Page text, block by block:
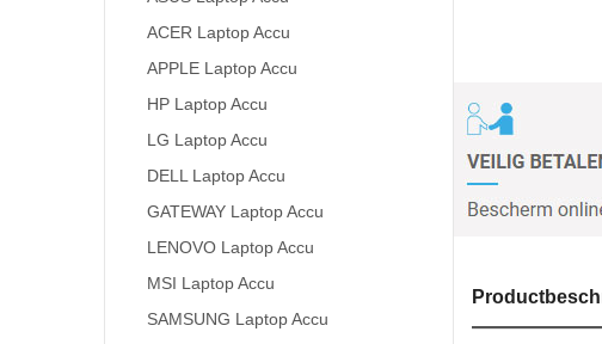
ACER Laptop Accu
APPLE Laptop Accu
HP Laptop Accu
LG Laptop Accu
DELL Laptop Accu
GATEWAY Laptop Accu
LENOVO Laptop Accu
MSI Laptop Accu
SAMSUNG Laptop Accu